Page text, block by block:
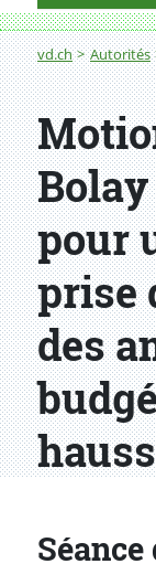
Fil
vd.ch Autorités
pour
prise
des